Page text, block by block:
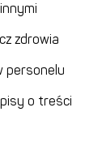
zdrowia
personelu
o treści